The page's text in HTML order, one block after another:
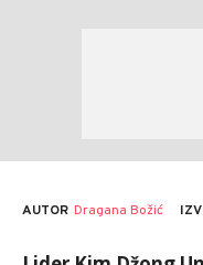
AUTOR Dragana Božić